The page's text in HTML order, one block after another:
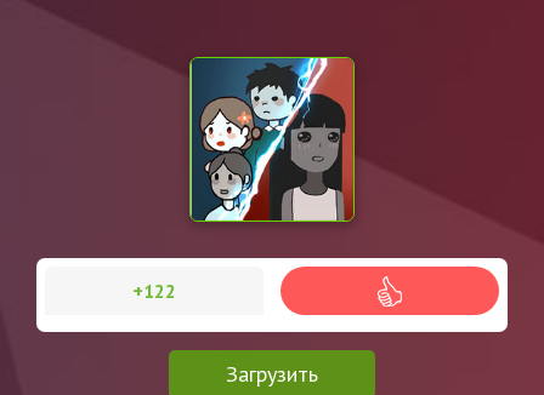
Загрузить
+122